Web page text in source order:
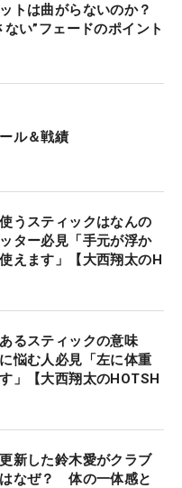
素振りやウェッジを
挟んでスイングをし
いボールです」
高さが変わりにく
す。下半身に張りを
上体の力が抜けてし
踏ん張りを効かせる
、軸を意識するのに
を打つためにも効果
りがあることで、余
体が早く開くとスラ
ェードが打てます。
トは曲がらないのか？
い”フェードのポイント
ル＆戦績
うスティックはなんの
ター必見「手元が浮か
えます」【大西翔太のH
るスティックの意味
悩む人必見「左に体重
」【大西翔太のHOTSH
新した鈴木愛がクラブ
なぜ？ 体の一体感と